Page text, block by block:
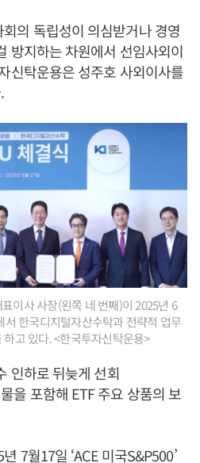
의 독립성이 의심받거나 경영
방지하는 차원에서 선임사외이
신탁운용은 성주호 사외이사를
이사 사장(왼쪽 네 번째)이 2025년 6
한국디지털자산수탁과 전략적 업무
고 있다. <한국투자신탁운용>
인하로 뒤늦게 선회
을 포함해 ETF 주요 상품의 보
7월17일 ‘ACE 미국S&P500’